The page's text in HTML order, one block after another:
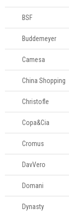
BSF
Buddemeyer
Camesa
China Shopping
Christofle
Copa&Cia
Cromus
DavVero
Domani
Dynasty